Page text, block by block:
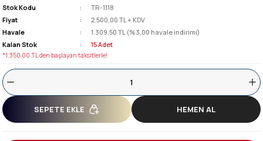
Stok Kodu
TR-1118
Fiyat
2.500,00 TL + KDV
Havale
1.309,50 TL (%3,00 havale indirimi)
Kalan Stok
15 Adet
*1.350,00 TL den başlayan taksitlerle!
SEPETE EKLE HEMEN AL